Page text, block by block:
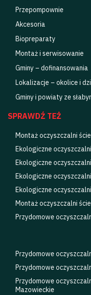
Przepompownie
Akcesoria
Biopreparaty
Montaż i serwisowanie
Gminy – dofinansowania
Lokalizacje – okolice i
Gminy i powiaty ze
SPRAWDŹ TEŻ
Montaż oczyszczalni
Ekologiczne
Ekologiczne
Ekologiczne
Ekologiczne
Montaż oczyszczalni
Przydomowe
Przydomowe
Przydomowe
Przydomowe
Mazowieckie